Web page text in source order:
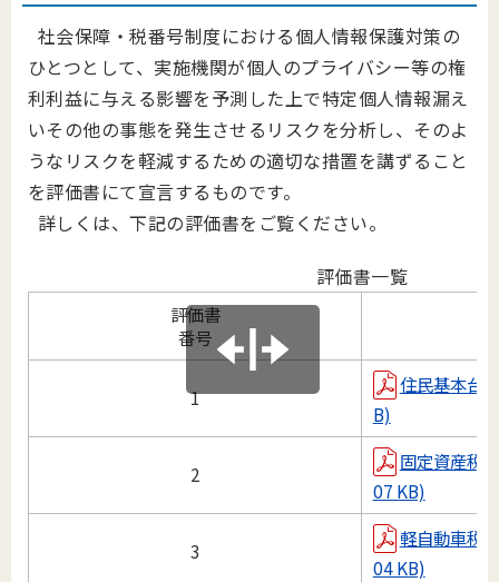
社会保障・税番号制度における個人情報保護対策の
ひとつとして、実施機関が個人のプライバシー等の権
利利益に与える影響を予測した上で特定個人情報漏え
いその他の事態を発生させるリスクを分析し、そのよ
うなリスクを軽減するための適切な措置を講ずること
を評価書にて宣言するものです。
詳しくは、下記の評価書を ご覧ください。
評価書一覧
評価書
番号
1
住民基本台
B)
2
固定資産税
07 KB)
3
軽自動車税
04 KB)